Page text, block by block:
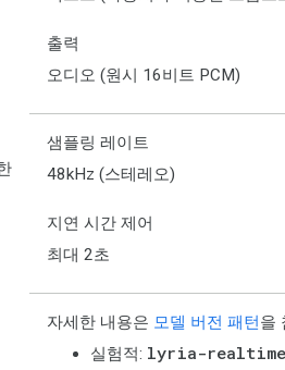
출력
오디오 (원시 16비트 PCM)
샘플링 레이트
48kHz (스테레오)
지연 시간 제어
최대 2초
자세한 내용은 모델 버전 패턴을
실험적: lyria-